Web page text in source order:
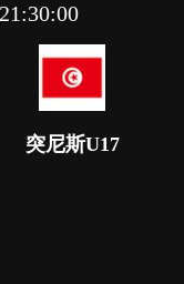
突尼斯U17